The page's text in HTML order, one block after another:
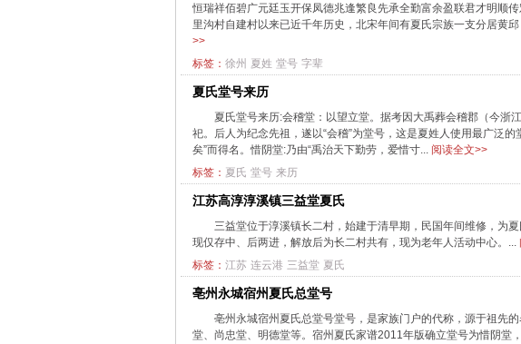
恒瑞祥佰碧广元廷玉开保凤德兆逢繁良先承全勤富余盈联君才明顺
里沟村自建村以来已近千年历史，北宋年间有夏氏宗族一支分居黄
>>
标签： 徐州 夏姓 堂号 字辈
夏氏堂号来历
夏氏堂号来历:会稽堂：以望立堂。据考因大禹葬会稽郡（今浙
祀。后人为纪念先祖，遂以“会稽”为堂号，这是夏姓人使用最广泛
矣”而得名。惜阴堂:乃由“禹治天下勤劳，爱惜寸... 阅读全文>>
标签： 夏氏 堂号 来历
江苏高淳淳溪镇三益堂夏氏
三益堂位于淳溪镇长二村，始建于清早期，民国年间维修，为
现仅存中、后两进，解放后为长二村共有，现为老年人活动中心。...
标签： 江苏 连云港 三益堂 夏氏
亳州永城宿州夏氏总堂号
亳州永城宿州夏氏总堂号堂号，是家族门户的代称，源于祖先
堂、尚忠堂、明德堂等。宿州夏氏家谱2011年版确立堂号为惜阴堂